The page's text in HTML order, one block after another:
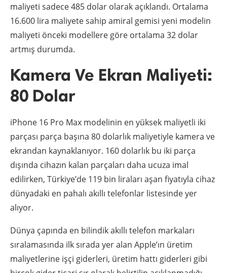
maliyeti sadece 485 dolar olarak açıklandı. Ortalama
16.600 lira maliyete sahip amiral gemisi yeni modelin
maliyeti önceki modellere göre ortalama 32 dolar
artmış durumda.
Kamera Ve Ekran Maliyeti:
80 Dolar
iPhone 16 Pro Max modelinin en yüksek maliyetli iki
parçası parça başına 80 dolarlık maliyetiyle kamera ve
ekrandan kaynaklanıyor. 160 dolarlık bu iki parça
dışında cihazın kalan parçaları daha ucuza imal
edilirken, Türkiye’de 119 bin liraları aşan fiyatıyla cihaz
dünyadaki en pahalı akıllı telefonlar listesinde yer
alıyor.
Dünya çapında en bilindik akıllı telefon markaları
sıralamasında ilk sırada yer alan Apple’ın üretim
maliyetlerine işçi giderleri, üretim hattı giderleri gibi